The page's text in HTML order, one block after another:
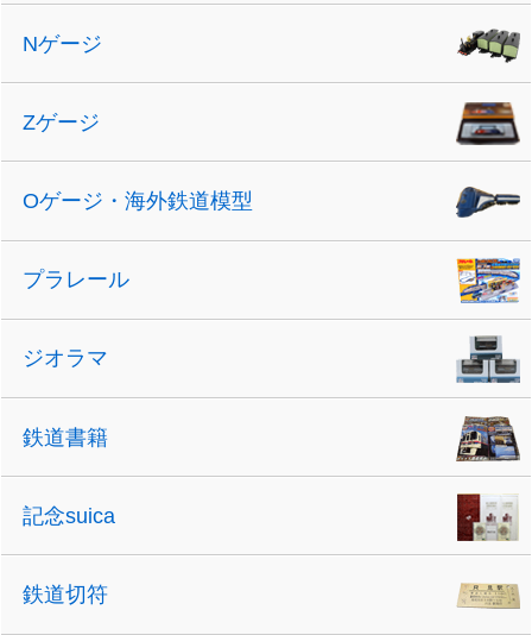
Nゲージ
Zゲージ
Oゲージ・海外鉄道模型
プラレール
ジオラマ
鉄道書籍
記念suica
鉄道切符